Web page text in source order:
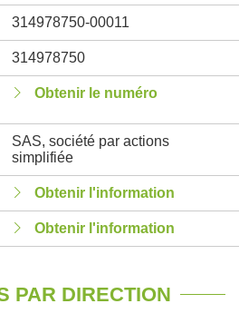
314978750-00011
314978750
Obtenir le numéro
SAS, société par actions
simplifiée
Obtenir l'information
Obtenir l'information
PAR DIRECTION